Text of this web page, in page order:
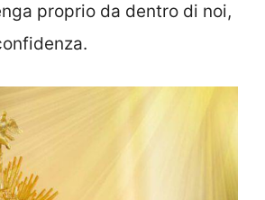
proprio da dentro di noi,